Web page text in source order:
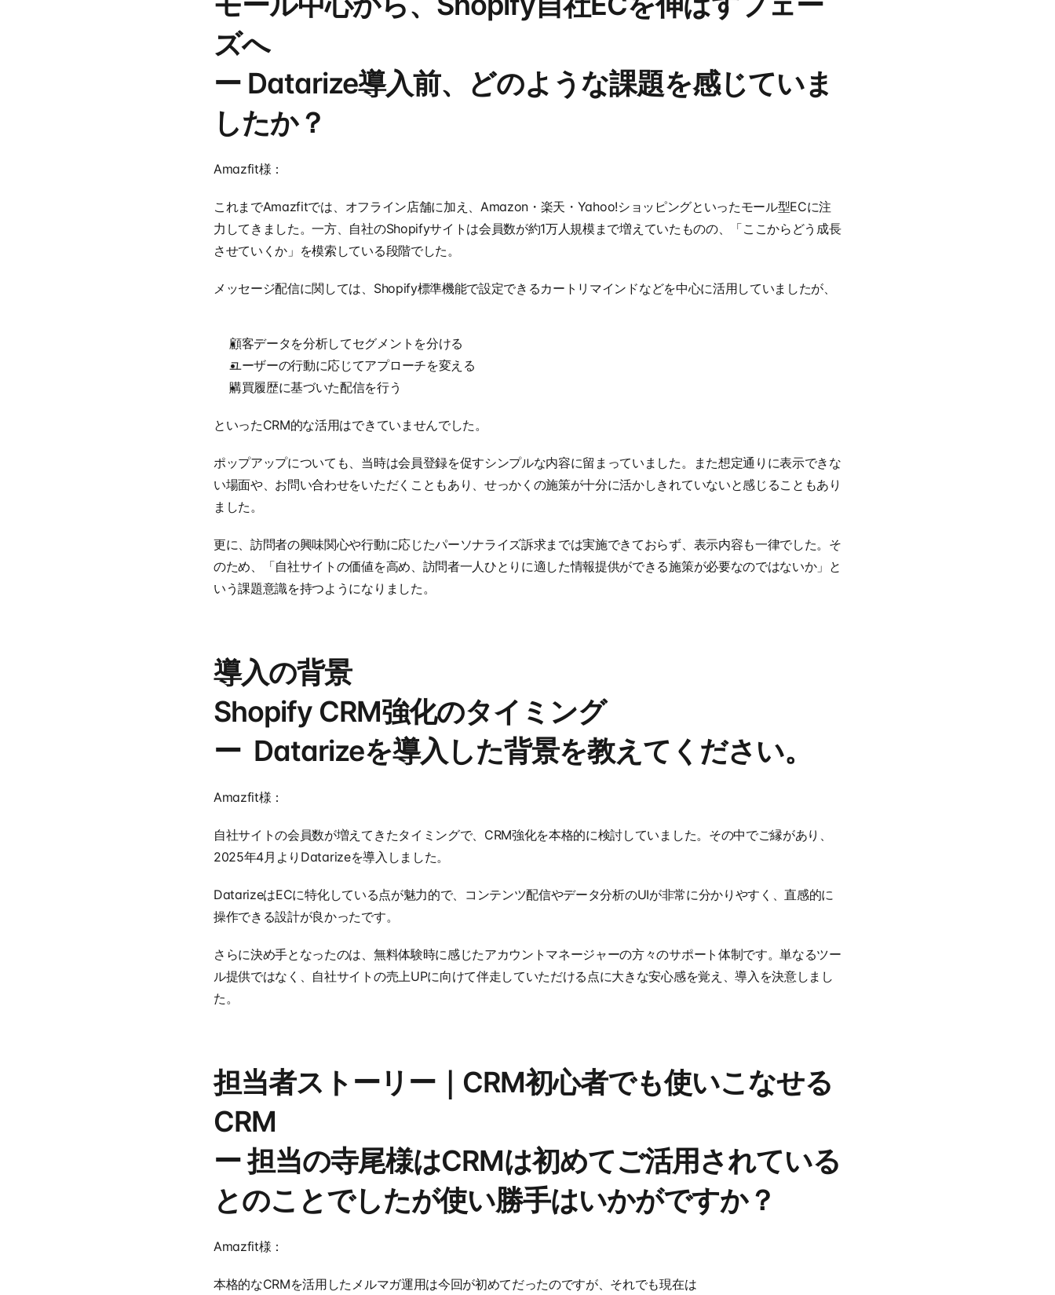
ズへ
ー Datarize導入前、どのような課題を感じていま
したか？
Amazfit様：
これまでAmazfitでは、オフライン店舗に加え、Amazon・楽天・Yahoo!ショッピングといったモール型ECに注
力してきました。一方、自社のShopifyサイトは会員数が約1万人規模まで増えていたものの、「ここからどう成長
させていくか」を模索している段階でした。
メッセージ配信に関しては、Shopify標準機能で設定できるカートリマインドなどを中心に活用していましたが、
顧客データを分析してセグメントを分ける
ユーザーの行動に応じてアプローチを変える
購買履歴に基づいた配信を行う
といったCRM的な活用はできていませんでした。
ポップアップについても、当時は会員登録を促すシンプルな内容に留まっていました。また想定通りに表示できな
い場面や、お問い合わせをいただくこともあり、せっかくの施策が十分に活かしきれていないと感じることもあり
ました。
更に、訪問者の興味関心や行動に応じたパーソナライズ訴求までは実施できておらず、表示内容も一律でした。そ
のため、「自社サイトの価値を高め、訪問者一人ひとりに適した情報提供ができる施策が必要なのではないか」と
いう課題意識を持つようになりました。
導入の背景
Shopify CRM強化のタイミング
ー  Datarizeを導入した背景を教えてください。
Amazfit様：
自社サイトの会員数が増えてきたタイミングで、CRM強化を本格的に検討していました。その中でご縁があり、
2025年4月よりDatarizeを導入しました。
DatarizeはECに特化している点が魅力的で、コンテンツ配信やデータ分析のUIが非常に分かりやすく、直感的に
操作できる設計が良かったです。
さらに決め手となったのは、無料体験時に感じたアカウントマネージャーの方々のサポート体制です。単なるツー
ル提供ではなく、自社サイトの売上UPに向けて伴走していただける点に大きな安心感を覚え、導入を決意しまし
た。
担当者ストーリー｜CRM初心者でも使いこなせる
CRM
ー 担当の寺尾様はCRMは初めてご活用されている
とのことでしたが使い勝手はいかがですか？
Amazfit様：
本格的なCRMを活用したメルマガ運用は今回が初めてだったのですが、それでも現在は